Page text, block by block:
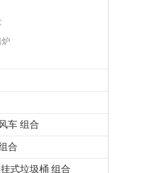
车 组合
合
挂式垃圾桶 组合